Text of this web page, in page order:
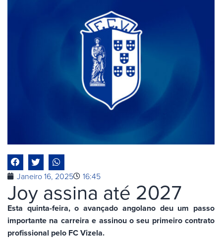
Janeiro 16, 2025 16:45
Joy assina até 2027
Esta quinta-feira, o avançado angolano deu um passo
importante na carreira e assinou o seu primeiro contrato
profissional pelo FC Vizela.